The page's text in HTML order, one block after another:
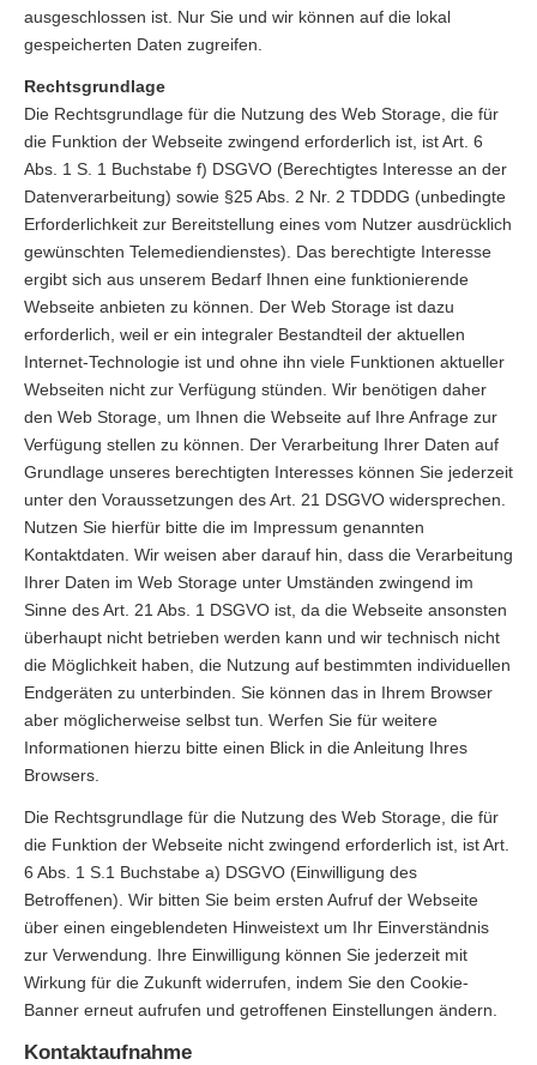
ausgeschlossen ist. Nur Sie und wir können auf die lokal
gespeicherten Daten zugreifen.
Rechtsgrundlage
Die Rechtsgrundlage für die Nutzung des Web Storage, die für
die Funktion der Webseite zwingend erforderlich ist, ist Art. 6
Abs. 1 S. 1 Buchstabe f) DSGVO (Berechtigtes Interesse an der
Datenverarbeitung) sowie §25 Abs. 2 Nr. 2 TDDDG (unbedingte
Erforderlichkeit zur Bereitstellung eines vom Nutzer ausdrücklich
gewünschten Telemediendienstes). Das berechtigte Interesse
ergibt sich aus unserem Bedarf Ihnen eine funktionierende
Webseite anbieten zu können. Der Web Storage ist dazu
erforderlich, weil er ein integraler Bestandteil der aktuellen
Internet-Technologie ist und ohne ihn viele Funktionen aktueller
Webseiten nicht zur Verfügung stünden. Wir benötigen daher
den Web Storage, um Ihnen die Webseite auf Ihre Anfrage zur
Verfügung stellen zu können. Der Verarbeitung Ihrer Daten auf
Grundlage unseres berechtigten Interesses können Sie jederzeit
unter den Voraussetzungen des Art. 21 DSGVO widersprechen.
Nutzen Sie hierfür bitte die im Impressum genannten
Kontaktdaten. Wir weisen aber darauf hin, dass die Verarbeitung
Ihrer Daten im Web Storage unter Umständen zwingend im
Sinne des Art. 21 Abs. 1 DSGVO ist, da die Webseite ansonsten
überhaupt nicht betrieben werden kann und wir technisch nicht
die Möglichkeit haben, die Nutzung auf bestimmten individuellen
Endgeräten zu unterbinden. Sie können das in Ihrem Browser
aber möglicherweise selbst tun. Werfen Sie für weitere
Informationen hierzu bitte einen Blick in die Anleitung Ihres
Browsers.
Die Rechtsgrundlage für die Nutzung des Web Storage, die für
die Funktion der Webseite nicht zwingend erforderlich ist, ist Art.
6 Abs. 1 S.1 Buchstabe a) DSGVO (Einwilligung des
Betroffenen). Wir bitten Sie beim ersten Aufruf der Webseite
über einen eingeblendeten Hinweistext um Ihr Einverständnis
zur Verwendung. Ihre Einwilligung können Sie jederzeit mit
Wirkung für die Zukunft widerrufen, indem Sie den Cookie-
Banner erneut aufrufen und getroffenen Einstellungen ändern.
Kontaktaufnahme